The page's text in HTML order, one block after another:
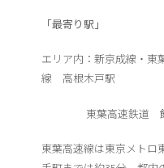
「最寄り駅」
エリア内：新京成線・
線 高根木戸駅
東葉高速鉄道 飯
東葉高速線は東京メトロ